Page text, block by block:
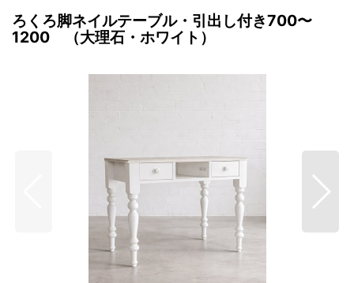
ろくろ脚ネイルテーブル・引出し付き700〜
1200 （大理石・ホワイト）